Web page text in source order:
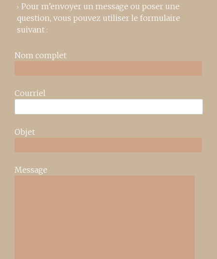
Pour m’envoyer un message ou poser une
question, vous pouvez utiliser le formulaire
suivant :
Nom complet
Courriel
Objet
Message